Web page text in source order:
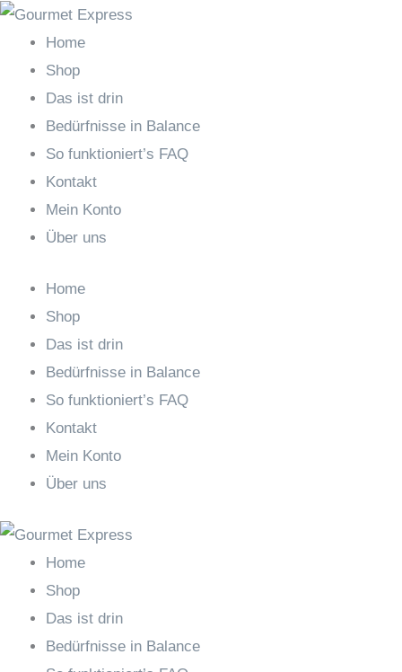
Zum
Inhalt
springen
Home
Shop
Das ist drin
Bedürfnisse in Balance
So funktioniert’s FAQ
Kontakt
Mein Konto
Über uns
Home
Shop
Das ist drin
Bedürfnisse in Balance
So funktioniert’s FAQ
Kontakt
Mein Konto
Über uns
Home
Shop
Das ist drin
Bedürfnisse in Balance
Search
…